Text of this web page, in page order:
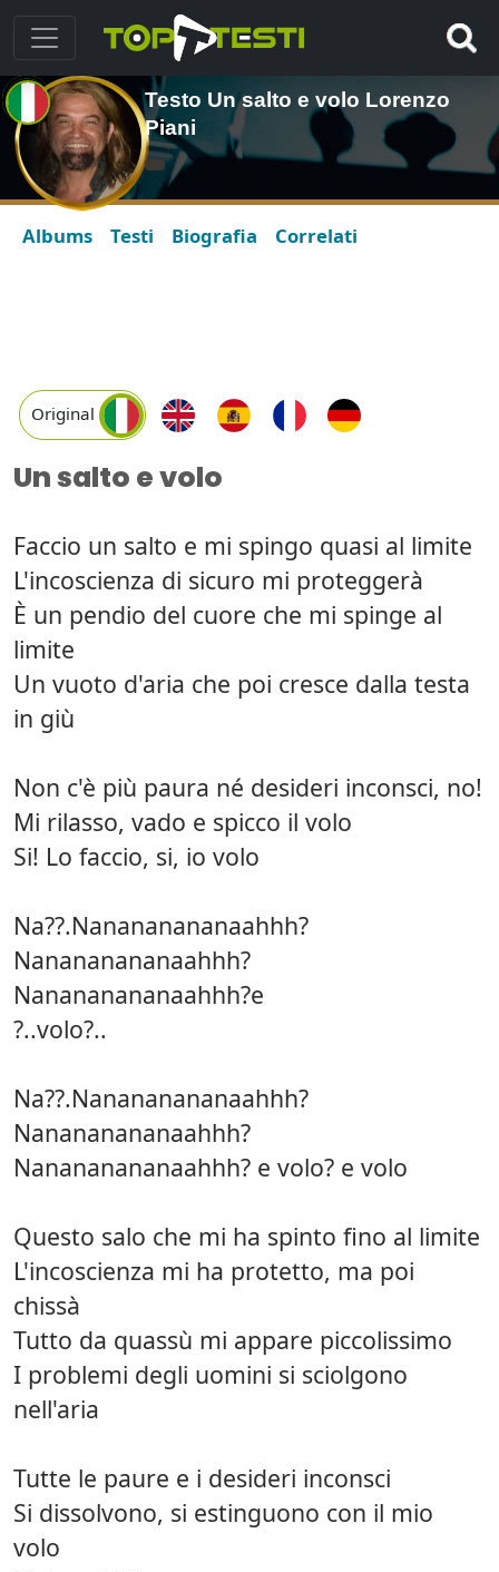
Testo Un salto e volo Lorenzo
Piani
Albums Testi Biografia Correlati
Original
Un salto e volo
Faccio un salto e mi spingo quasi al limite
L'incoscienza di sicuro mi proteggerà
È un pendio del cuore che mi spinge al
limite
Un vuoto d'aria che poi cresce dalla testa
in giù
Non c'è più paura né desideri inconsci, no!
Mi rilasso, vado e spicco il volo
Si! Lo faccio, si, io volo
Na??.Nanananananaahhh?
Nanananananaahhh?
Nanananananaahhh?e
?..volo?..
Na??.Nanananananaahhh?
Nanananananaahhh?
Nanananananaahhh? e volo? e volo
Questo salo che mi ha spinto fino al limite
L'incoscienza mi ha protetto, ma poi
chissà
Tutto da quassù mi appare piccolissimo
I problemi degli uomini si sciolgono
nell'aria
Tutte le paure e i desideri inconsci
Si dissolvono, si estinguono con il mio
volo